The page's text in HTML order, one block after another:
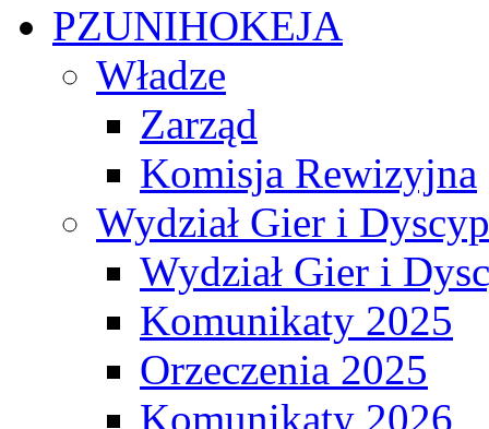
PZUNIHOKEJA
Władze
Zarząd
Komisja Rewizyjna
Wydział Gier i
Wydział Gier i
Komunikaty 2025
Orzeczenia 2025
Komunikaty 2026